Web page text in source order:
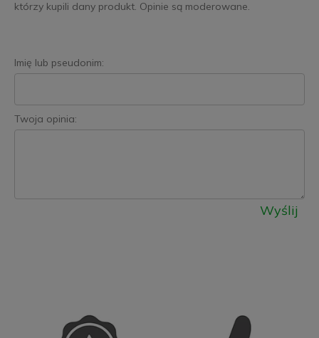
którzy kupili dany produkt. Opinie są moderowane.
Imię lub pseudonim:
Twoja opinia:
Wyślij